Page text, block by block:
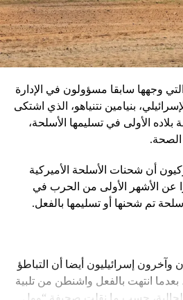
وجهها سابقا مسؤولون في الإدارة
بنيامين نتنياهو، الذي اشتكى
الأولى في تسليمها الأسلحة،
أن شحنات الأسلحة الأميركية
عن الأشهر الأولى من الحرب في
تم شحنها أو تسليمها بالفعل.
إسرائيليون أيضا أن التباطؤ
انتهت بالفعل واشنطن من تلبية
الحالية، حسب ما نقلت صحيفة “وول